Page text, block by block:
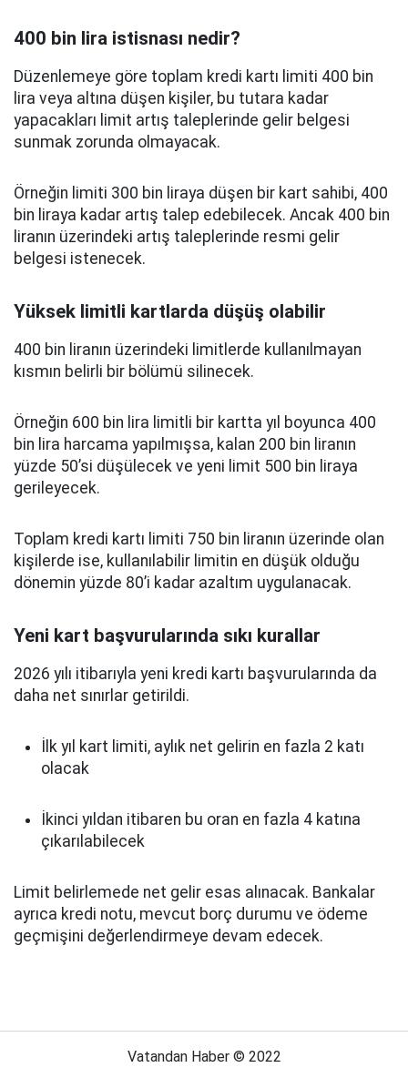
400 bin lira istisnası nedir?
Düzenlemeye göre toplam kredi kartı limiti 400 bin
lira veya altına düşen kişiler, bu tutara kadar
yapacakları limit artış taleplerinde gelir belgesi
sunmak zorunda olmayacak.
Örneğin limiti 300 bin liraya düşen bir kart sahibi, 400
bin liraya kadar artış talep edebilecek. Ancak 400 bin
liranın üzerindeki artış taleplerinde resmi gelir
belgesi istenecek.
Yüksek limitli kartlarda düşüş olabilir
400 bin liranın üzerindeki limitlerde kullanılmayan
kısmın belirli bir bölümü silinecek.
Örneğin 600 bin lira limitli bir kartta yıl boyunca 400
bin lira harcama yapılmışsa, kalan 200 bin liranın
yüzde 50’si düşülecek ve yeni limit 500 bin liraya
gerileyecek.
Toplam kredi kartı limiti 750 bin liranın üzerinde olan
kişilerde ise, kullanılabilir limitin en düşük olduğu
dönemin yüzde 80’i kadar azaltım uygulanacak.
Yeni kart başvurularında sıkı kurallar
2026 yılı itibarıyla yeni kredi kartı başvurularında da
daha net sınırlar getirildi.
İlk yıl kart limiti, aylık net gelirin en fazla 2 katı
olacak
İkinci yıldan itibaren bu oran en fazla 4 katına
çıkarılabilecek
Limit belirlemede net gelir esas alınacak. Bankalar
ayrıca kredi notu, mevcut borç durumu ve ödeme
geçmişini değerlendirmeye devam edecek.
Vatandan Haber © 2022